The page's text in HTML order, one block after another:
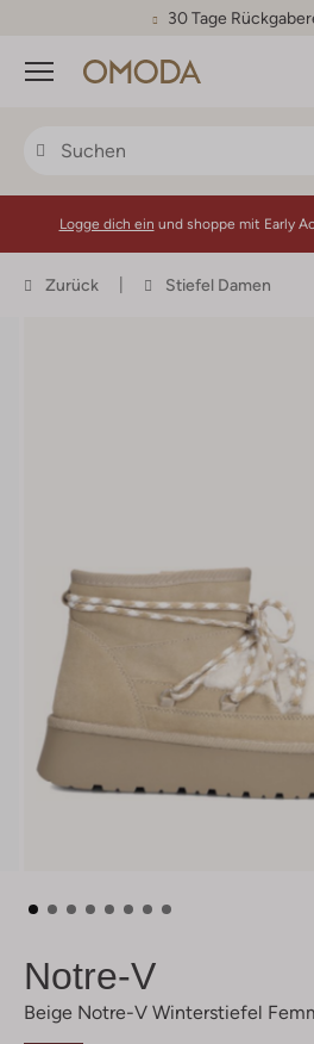
30 Tage
Menü
Logge dich ein und shoppe mit Early
Zurück Stiefel Damen
Notre-V
Beige Notre-V Winterstiefel